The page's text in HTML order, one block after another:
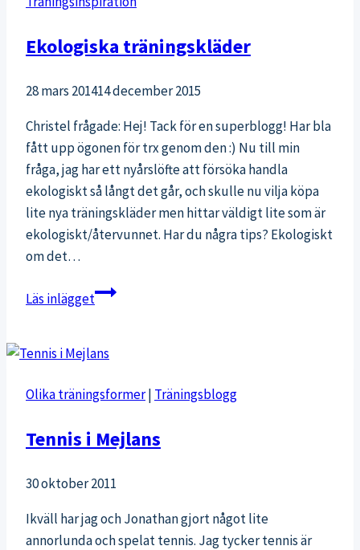
Ekologiska träningskläder
28 mars 201414 december 2015
Christel frågade: Hej! Tack för en superblogg! Har bla
fått upp ögonen för trx genom den :) Nu till min
fråga, jag har ett nyårslöfte att försöka handla
ekologiskt så långt det går, och skulle nu vilja köpa
lite nya träningskläder men hittar väldigt lite som är
ekologiskt/återvunnet. Har du några tips? Ekologiskt
om det…
Läs inläggetEkologiska
Olika träningsformer| Träningsblogg
Tennis i Mejlans
30 oktober 2011
Ikväll har jag och Jonathan gjort något lite
annorlunda och spelat tennis. Jag tycker tennis är